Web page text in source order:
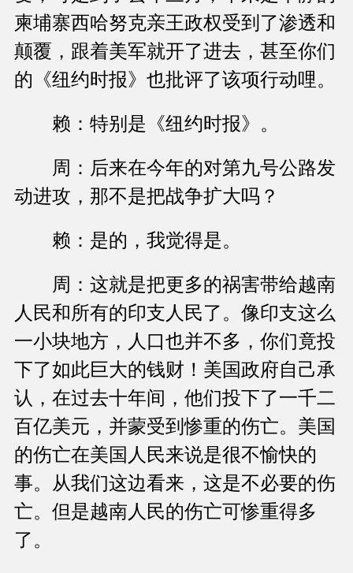
柬埔寨西哈努克亲王政权受到了渗透和
颠覆，跟着美军就开了进去，甚至你们
的《纽约时报》也批评了该项行动哩。
赖：特别是《纽约时报》。
周：后来在今年的对第九号公路发
动进攻，那不是把战争扩大吗？
赖：是的，我觉得是。
周：这就是把更多的祸害带给越南
人民和所有的印支人民了。像印支这么
一小块地方，人口也并不多，你们竟投
下了如此巨大的钱财！美国政府自己承
认，在过去十年间，他们投下了一千二
百亿美元，并蒙受到惨重的伤亡。美国
的伤亡在美国人民来说是很不愉快的
事。从我们这边看来，这是不必要的伤
亡。但是越南人民的伤亡可惨重得多
了。